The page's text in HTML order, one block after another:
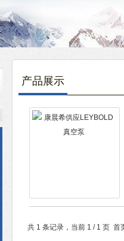
产品展示
共 1 条记录，当前 1 / 1 页